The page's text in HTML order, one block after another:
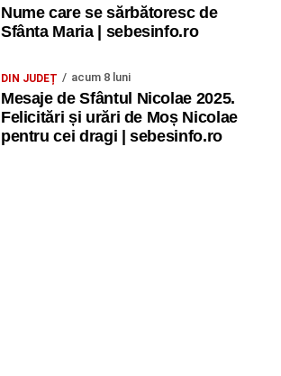
Nume care se sărbătoresc de
Sfânta Maria | sebesinfo.ro
DIN JUDEȚ acum 8 luni
Mesaje de Sfântul Nicolae 2025.
Felicitări și urări de Moș Nicolae
pentru cei dragi | sebesinfo.ro